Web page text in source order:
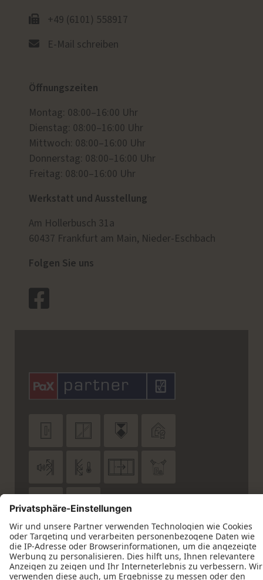
+49 (6101) 558917
E-Mail schreiben
Öffnungszeiten
Montag: 08:00–16:00 Uhr
Dienstag: 08:00–16:00 Uhr
Mittwoch: 08:00–16:00 Uhr
Donnerstag: 08:00–16:00 Uhr
Freitag: 08:00–16:00 Uhr
Werkstatt und Ausstellung
Am Hollerbusch 31a
60437 Frankfurt am Main, Nieder-Eschbach
Folgen Sie uns
  
   
 
Datenschutz Impressum Kontakt